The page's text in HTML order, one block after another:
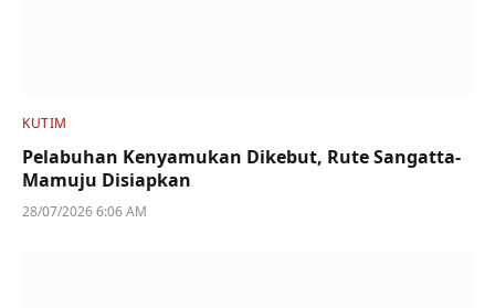
KUTIM
Pelabuhan Kenyamukan Dikebut, Rute Sangatta-
Mamuju Disiapkan
28/07/2026 6:06 AM